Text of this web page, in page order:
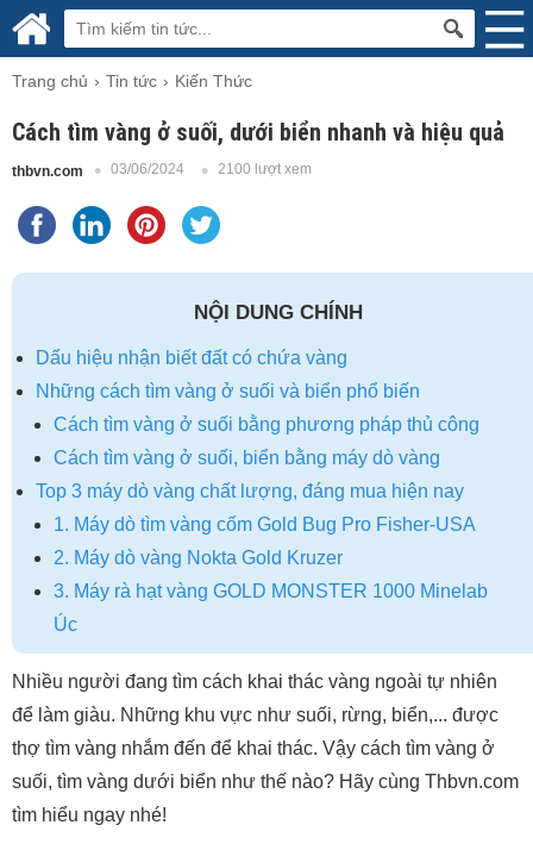
Trang chủ Tin tức Kiến Thức
Cách tìm vàng ở suối, dưới biển nhanh và hiệu quả
thbvn.com 03/06/2024 2100 lượt xem
NỘI DUNG CHÍNH
Dấu hiệu nhận biết đất có chứa vàng
Những cách tìm vàng ở suối và biển phổ biến
Cách tìm vàng ở suối bằng phương pháp thủ công
Cách tìm vàng ở suối, biển bằng máy dò vàng
Top 3 máy dò vàng chất lượng, đáng mua hiện nay
1. Máy dò tìm vàng cốm Gold Bug Pro Fisher-USA
2. Máy dò vàng Nokta Gold Kruzer
3. Máy rà hạt vàng GOLD MONSTER 1000 Minelab
Úc
Nhiều người đang tìm cách khai thác vàng ngoài tự nhiên
để làm giàu. Những khu vực như suối, rừng, biển,... được
thợ tìm vàng nhắm đến để khai thác. Vậy cách tìm vàng ở
suối, tìm vàng dưới biển như thế nào? Hãy cùng Thbvn.com
tìm hiểu ngay nhé!